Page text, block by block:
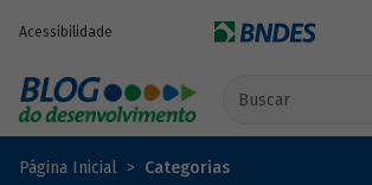
Acessibilidade
Buscar no site
Página Inicial Categorias